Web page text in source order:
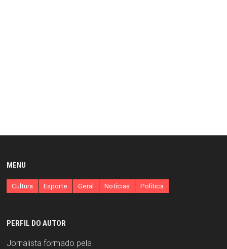
MENU
Cultura Esporte Geral Notícias Política
PERFIL DO AUTOR
Jornalista formado pela